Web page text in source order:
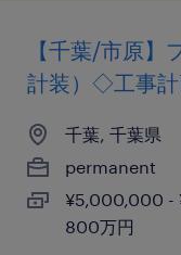
【千葉/市原】
計装）◇工事計
千葉, 千葉県
permanent
¥5,000,000 -
800万円